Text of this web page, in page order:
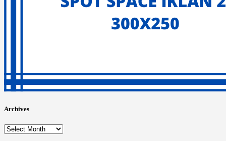
Archives
Archives